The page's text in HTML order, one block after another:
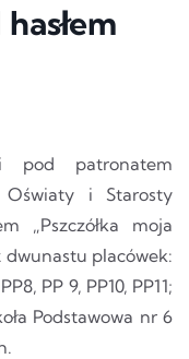
pod patronatem
Oświaty i Starosty
„Pszczółka moja
dwunastu placówek:
PP 9, PP10, PP11;
Podstawowa nr 6